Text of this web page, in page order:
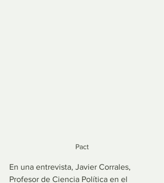
Pact
En una entrevista, Javier Corrales,
Profesor de Ciencia Política en el